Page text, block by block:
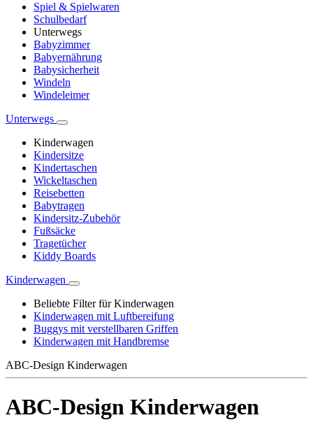
Spiel & Spielwaren
Schulbedarf
Unterwegs
Babyzimmer
Babyernährung
Babysicherheit
Windeln
Windeleimer
Unterwegs
Kinderwagen
Kindersitze
Kindertaschen
Wickeltaschen
Reisebetten
Babytragen
Kindersitz-Zubehör
Fußsäcke
Tragetücher
Kiddy Boards
Kinderwagen
Beliebte Filter für Kinderwagen
Kinderwagen mit Luftbereifung
Buggys mit verstellbaren Griffen
Kinderwagen mit Handbremse
ABC-Design Kinderwagen
ABC-Design Kinderwagen